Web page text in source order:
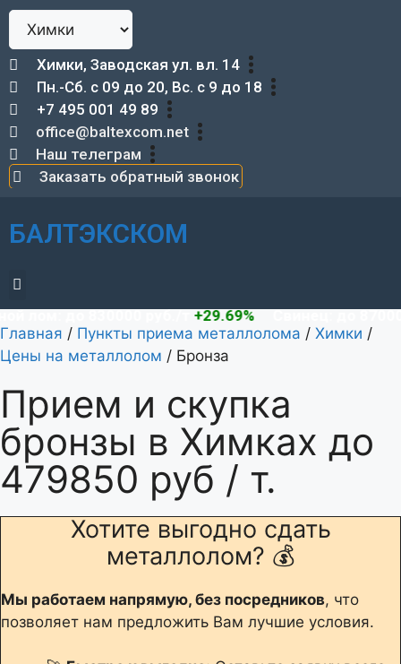
Химки, Заводская ул. вл. 14
Пн.-Сб. с 09 до 20, Вс. с 9 до 18
+7 495 001 49 89
office@baltexcom.net
Наш телеграм
Заказать обратный звонок
БАЛТЭКСКОМ
до 830000 руб./т+29.69%
Свинец: до 87000
Главная / Пункты приема металлолома / Химки /
Цены на металлолом / Бронза
Прием и скупка
бронзы в Химках до
479850 руб / т.
Хотите выгодно сдать
металлолом? 💰
Мы работаем напрямую, без посредников, что
позволяет нам предложить Вам лучшие условия.